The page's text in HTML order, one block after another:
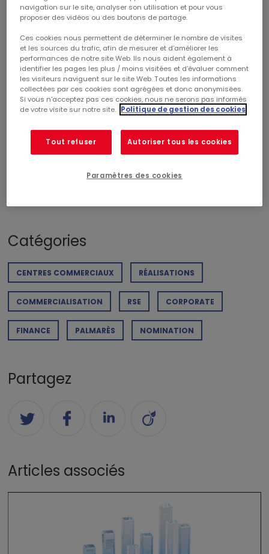
BONNE TENUE DES INDICATEURS OPÉRATIONNELS,
PERSPECTIVES ANNUELLES CONFIRMÉES,
PREMIÈRE ACQUISITION POUR 2026
TÉLÉCHARGER LE PDF
Catégories
CENTRES COMMERCIAUX RÉALISATIONS
COMMERCIALISATION RSE CORPORATE
FINANCE PALMARÈS NOMINATION
Partagez
Articles associés
navigation sur le site, analyser son utilisation et pour vous
proposer des vidéos ou des boutons de partage.
Ces cookies nous permettent de déterminer le nombre de visites
et les sources du trafic, afin de mesurer et d’améliorer les
performances de notre site Web. Ils nous aident également à
identifier les pages les plus / moins visitées et d’évaluer comment
les visiteurs naviguent sur le site Web. Toutes les informations
collectées par ces cookies sont agrégées et donc anonymisées.
Si vous n'acceptez pas ces cookies, nous ne serons pas informés
de votre visite sur notre site. Politique de gestion des cookies
Tout refuser Autoriser tous les cookies
Paramètres des cookies